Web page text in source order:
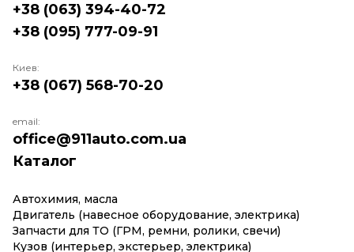
Каталог
Автохимия, масла
Двигатель (навесное оборудование, электрика)
Запчасти для ТО (ГРМ, ремни, ролики, свечи)
Кузов (интерьер, экстерьер, электрика)
+38 (063) 394-40-72
+38 (095) 777-09-91
Киев:
+38 (067) 568-70-20
email:
office@911auto.com.ua